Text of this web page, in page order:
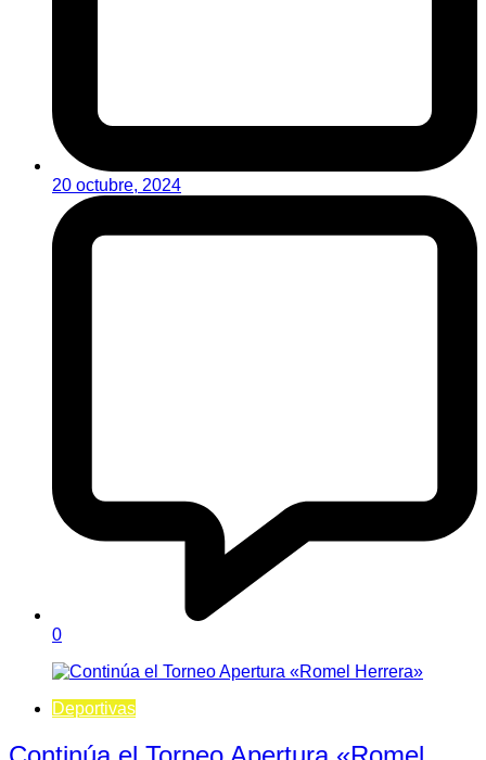
20 octubre, 2024
0
Deportivas